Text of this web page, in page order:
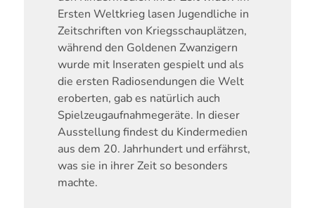
Ersten Weltkrieg lasen Jugendliche in
Zeitschriften von Kriegsschauplätzen,
während den Goldenen Zwanzigern
wurde mit Inseraten gespielt und als
die ersten Radiosendungen die Welt
eroberten, gab es natürlich auch
Spielzeugaufnahmegeräte. In dieser
Ausstellung findest du Kindermedien
aus dem 20. Jahrhundert und erfährst,
was sie in ihrer Zeit so besonders
machte.